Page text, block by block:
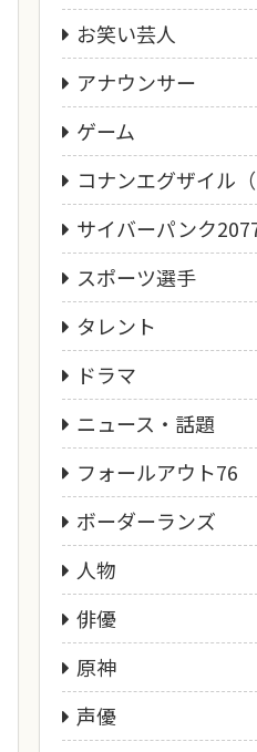
お笑い芸人
アナウンサー
ゲーム
コナンエグザイル
サイバーパンク
スポーツ選手
タレント
ドラマ
ニュース・話題
フォールアウト76
ボーダーランズ
人物
俳優
原神
声優